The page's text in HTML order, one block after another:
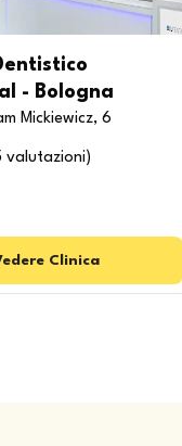
- Bologna
Mickiewicz, 6
valutazioni )
Clinica